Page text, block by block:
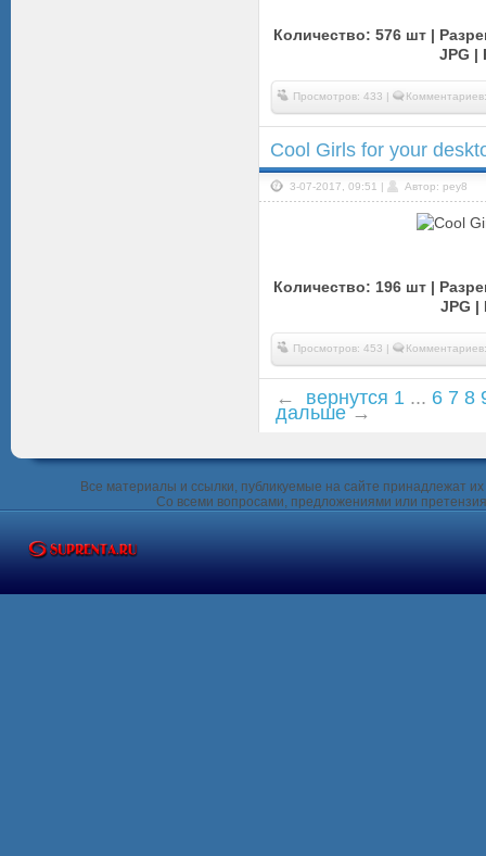
Количество: 576 шт |
JPG |
Просмотров: 433 |
Cool Girls for your
3-07-2017, 09:51 | Автор: pey8
Количество: 196 шт |
JPG |
Просмотров: 453 |
← вернутся 1 ... 6 7 8
дальше→
Все материалы и ссылки, публикуемые на сайте принадлежат
Со всеми вопросами, предложениями или